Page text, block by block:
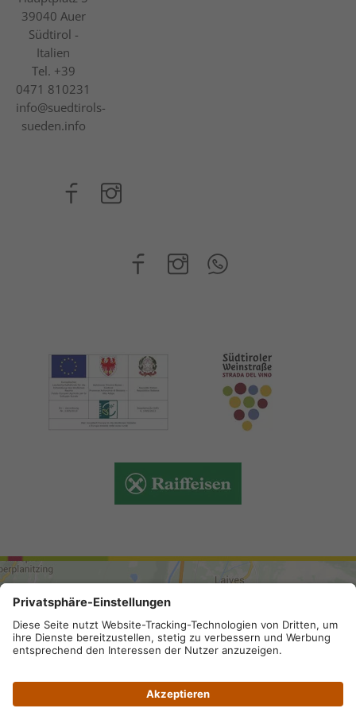
39040 Auer
Südtirol -
Italien
Tel. +39
0471 810231
info@suedtirols-
sueden.info
ANREISE